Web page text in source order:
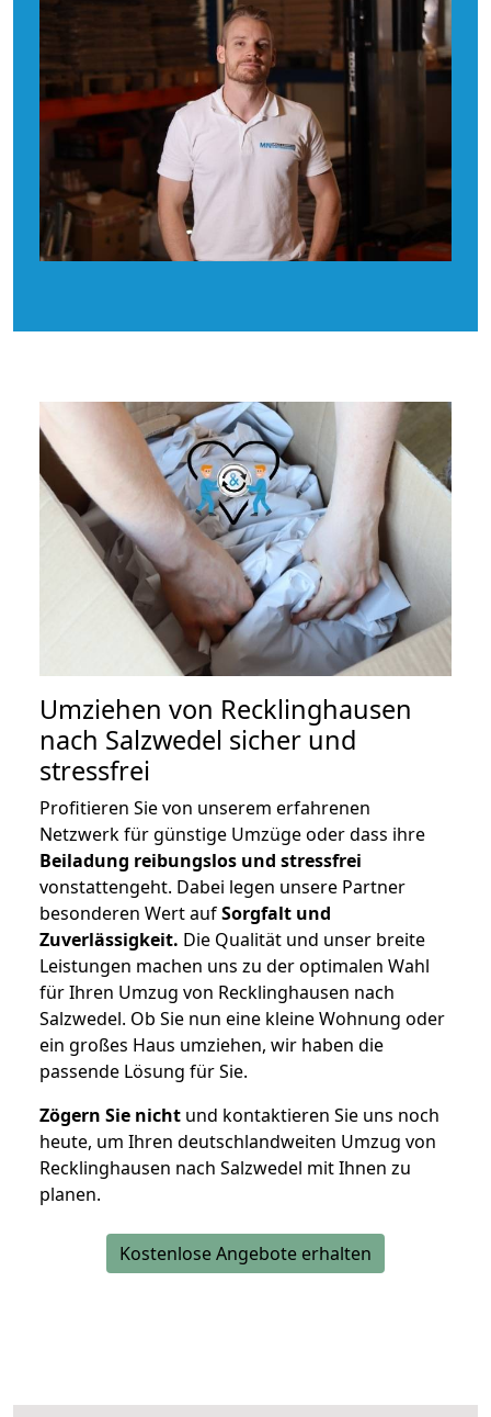
Umziehen von Recklinghausen
nach Salzwedel sicher und
stressfrei
Profitieren Sie von unserem erfahrenen
Netzwerk für günstige Umzüge oder dass ihre
Beiladung reibungslos und stressfrei
vonstattengeht. Dabei legen unsere Partner
besonderen Wert aufSorgfalt und
Zuverlässigkeit. Die Qualität und unser breite
Leistungen machen uns zu der optimalen Wahl
für Ihren Umzug von Recklinghausen nach
Salzwedel. Ob Sie nun eine kleine Wohnung oder
ein großes Haus umziehen, wir haben die
passende Lösung für Sie.
Zögern Sie nicht und kontaktieren Sie uns noch
heute, um Ihren deutschlandweiten Umzug von
Recklinghausen nach Salzwedel mit Ihnen zu
planen.
Kostenlose Angebote erhalten